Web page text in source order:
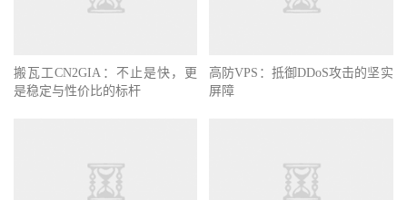
搬瓦工CN2GIA：不止是快，更
是稳定与性价比的标杆
高防VPS：抵御DDoS攻击的坚实
屏障